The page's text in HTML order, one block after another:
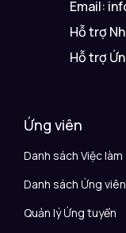
Email:
Hỗ trợ
Hỗ trợ
Ứng viên
Danh sách Việc làm
Danh sách Ứng viên
Quản lý Ứng tuyển